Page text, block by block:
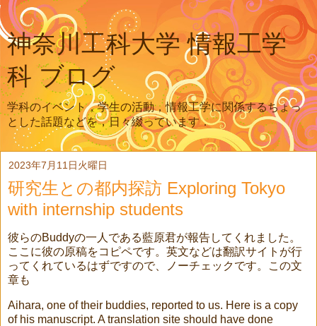
神奈川工科大学 情報工学
科 ブログ
学科のイベント，学生の活動，情報工学に関係するちょっ
とした話題などを，日々綴っています．
2023年7月11日火曜日
研究生との都内探訪 Exploring Tokyo
with internship students
彼らのBuddyの一人である藍原君が報告してくれました。
ここに彼の原稿をコピペです。英文などは翻訳サイトが行
ってくれているはずですので、ノーチェックです。この文
章も
Aihara, one of their buddies, reported to us. Here is a copy
of his manuscript. A translation site should have done